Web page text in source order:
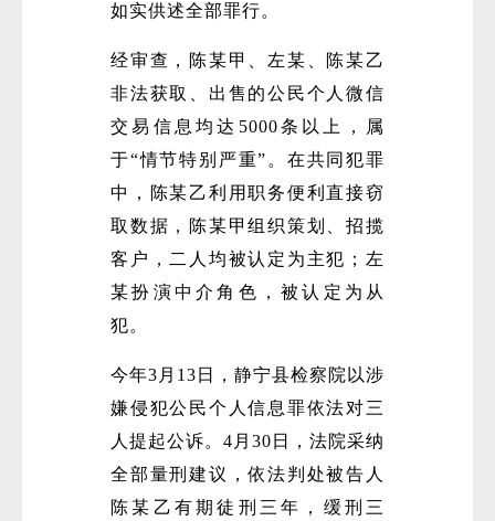
如实供述全部罪行。
经审查，陈某甲、左某、陈某乙
非法获取、出售的公民个人微信
交易信息均达5000条以上，属
于“情节特别严重”。在共同犯罪
中，陈某乙利用职务便利直接窃
取数据，陈某甲组织策划、招揽
客户，二人均被认定为主犯；左
某扮演中介角色，被认定为从
犯。
今年3月13日，静宁县检察院以涉
嫌侵犯公民个人信息罪依法对三
人提起公诉。4月30日，法院采纳
全部量刑建议，依法判处被告人
陈某乙有期徒刑三年，缓刑三